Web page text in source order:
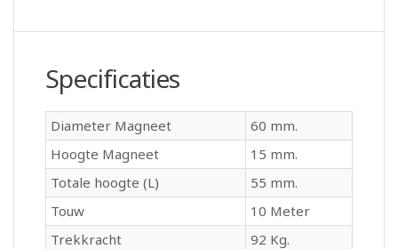
Specificaties
Diameter Magneet
60 mm.
Hoogte Magneet
15 mm.
Totale hoogte (L)
55 mm.
Touw
10 Meter
Trekkracht
92 Kg.